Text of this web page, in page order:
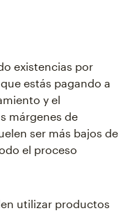
existencias por
estás pagando a
y el
márgenes de
ser más bajos de
el proceso
utilizar productos